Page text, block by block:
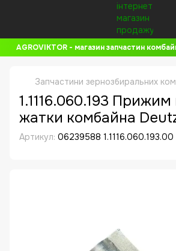
AGROVIKTOR - магазин запчастин
Запчастини зернозбиральних
1.1116.060.193 Прижим
жатки комбайна
Артикул: 06239588 1.1116.060.193.00